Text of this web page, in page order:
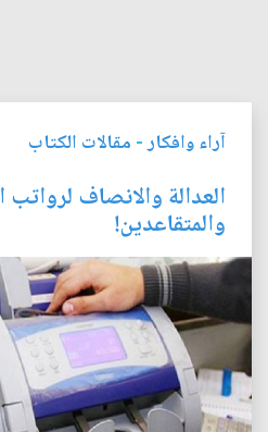
آراء وافكار- مقالات الكتاب
العدالة والانصاف
والمتقاعدين!